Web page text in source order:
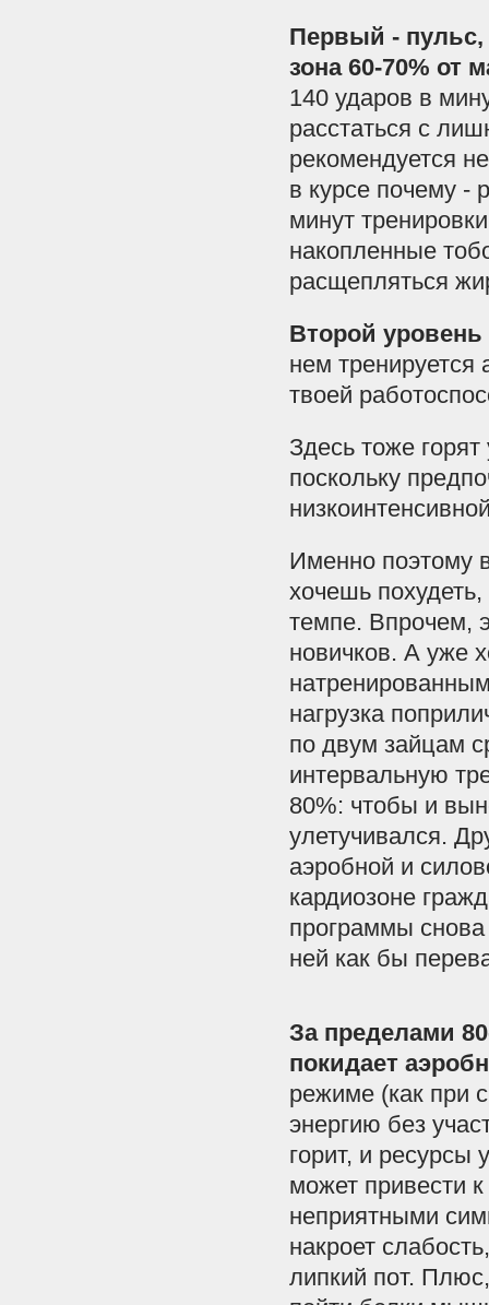
Первый -
зона 60-70% от
140 ударов в
расстаться с
рекомендуется
в курсе почему -
минут
накопленные
расщепляться
Второй
нем тренируется
твоей
Здесь тоже
поскольку
Именно поэтому
хочешь
темпе. Впрочем,
новичков. А уже
нагрузка
по двум зайцам
интервальную
80%: чтобы и
улетучивался.
аэробной и
кардиозоне
программы
ней как бы
За пределами
покидает
режиме (как при
энергию без
горит, и ресурсы
может привести
неприятными
накроет
липкий пот.